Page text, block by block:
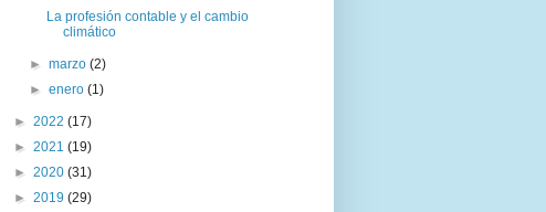
La profesión contable y el cambio
climático
►marzo(2)
►enero(1)
► 2022 (17)
► 2021 (19)
► 2020 (31)
► 2019 (29)